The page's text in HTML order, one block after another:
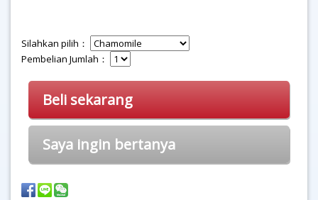
Silahkan pilih：
Pembelian Jumlah：
Beli sekarang
Saya ingin bertanya